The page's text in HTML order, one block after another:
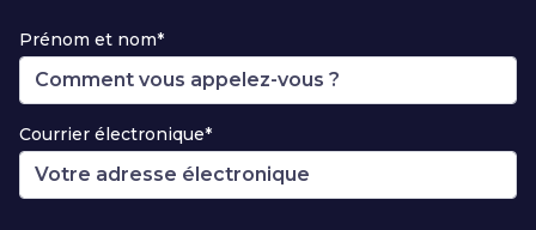
Prénom et nom*
Courrier électronique*